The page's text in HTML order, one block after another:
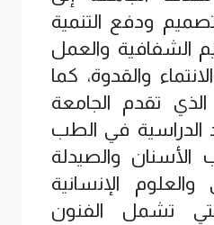
ودفع التنمية
الشفافية والعمل
والقدوة، كما
تقدم الجامعة
الدراسية في الطب
والصيدلة
الإنسانية
تشمل الفنون